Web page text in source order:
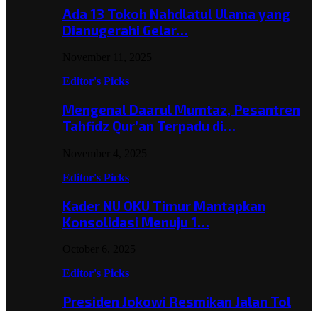
Ada 13 Tokoh Nahdlatul Ulama yang
Dianugerahi Gelar…
Editor's Picks
Mengenal Daarul Mumtaz, Pesantren
Tahfidz Qur’an Terpadu di…
Editor's Picks
Kader NU OKU Timur Mantapkan
Konsolidasi Menuju 1…
Editor's Picks
Presiden Jokowi Resmikan Jalan Tol